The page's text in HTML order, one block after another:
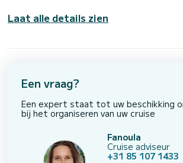
Laat alle details zien
Een vraag?
Een expert staat tot uw beschikking
bij het organiseren van uw cruise
Fanoula
Cruise adviseur
+31 85 107 1433